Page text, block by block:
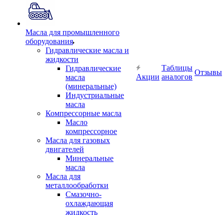
Масла для промышленного
оборудования
Гидравлические масла и
жидкости
Гидравлические
масла
(минеральные)
Индустриальные
масла
Компрессорные масла
Масло
компрессорное
Масла для газовых
двигателей
Минеральные
масла
Масла для
металлообработки
Смазочно-
охлаждающая
жидкость
Акции
Таблицы
аналогов
Отзывы